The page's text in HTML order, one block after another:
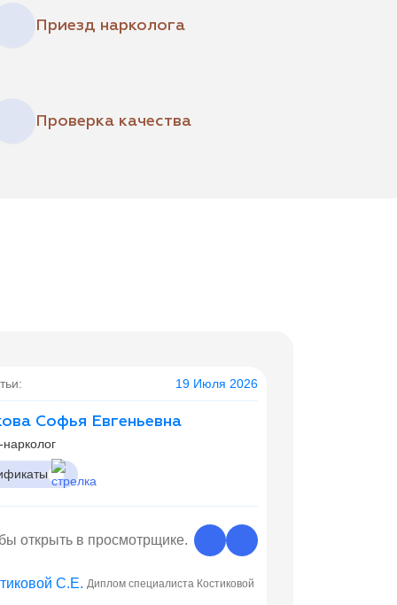
Приезд нарколога
Проверка качества
19 Июля 2026
Софья Евгеньевна
открыть в просмотрщике.
Диплом специалиста Костиковой